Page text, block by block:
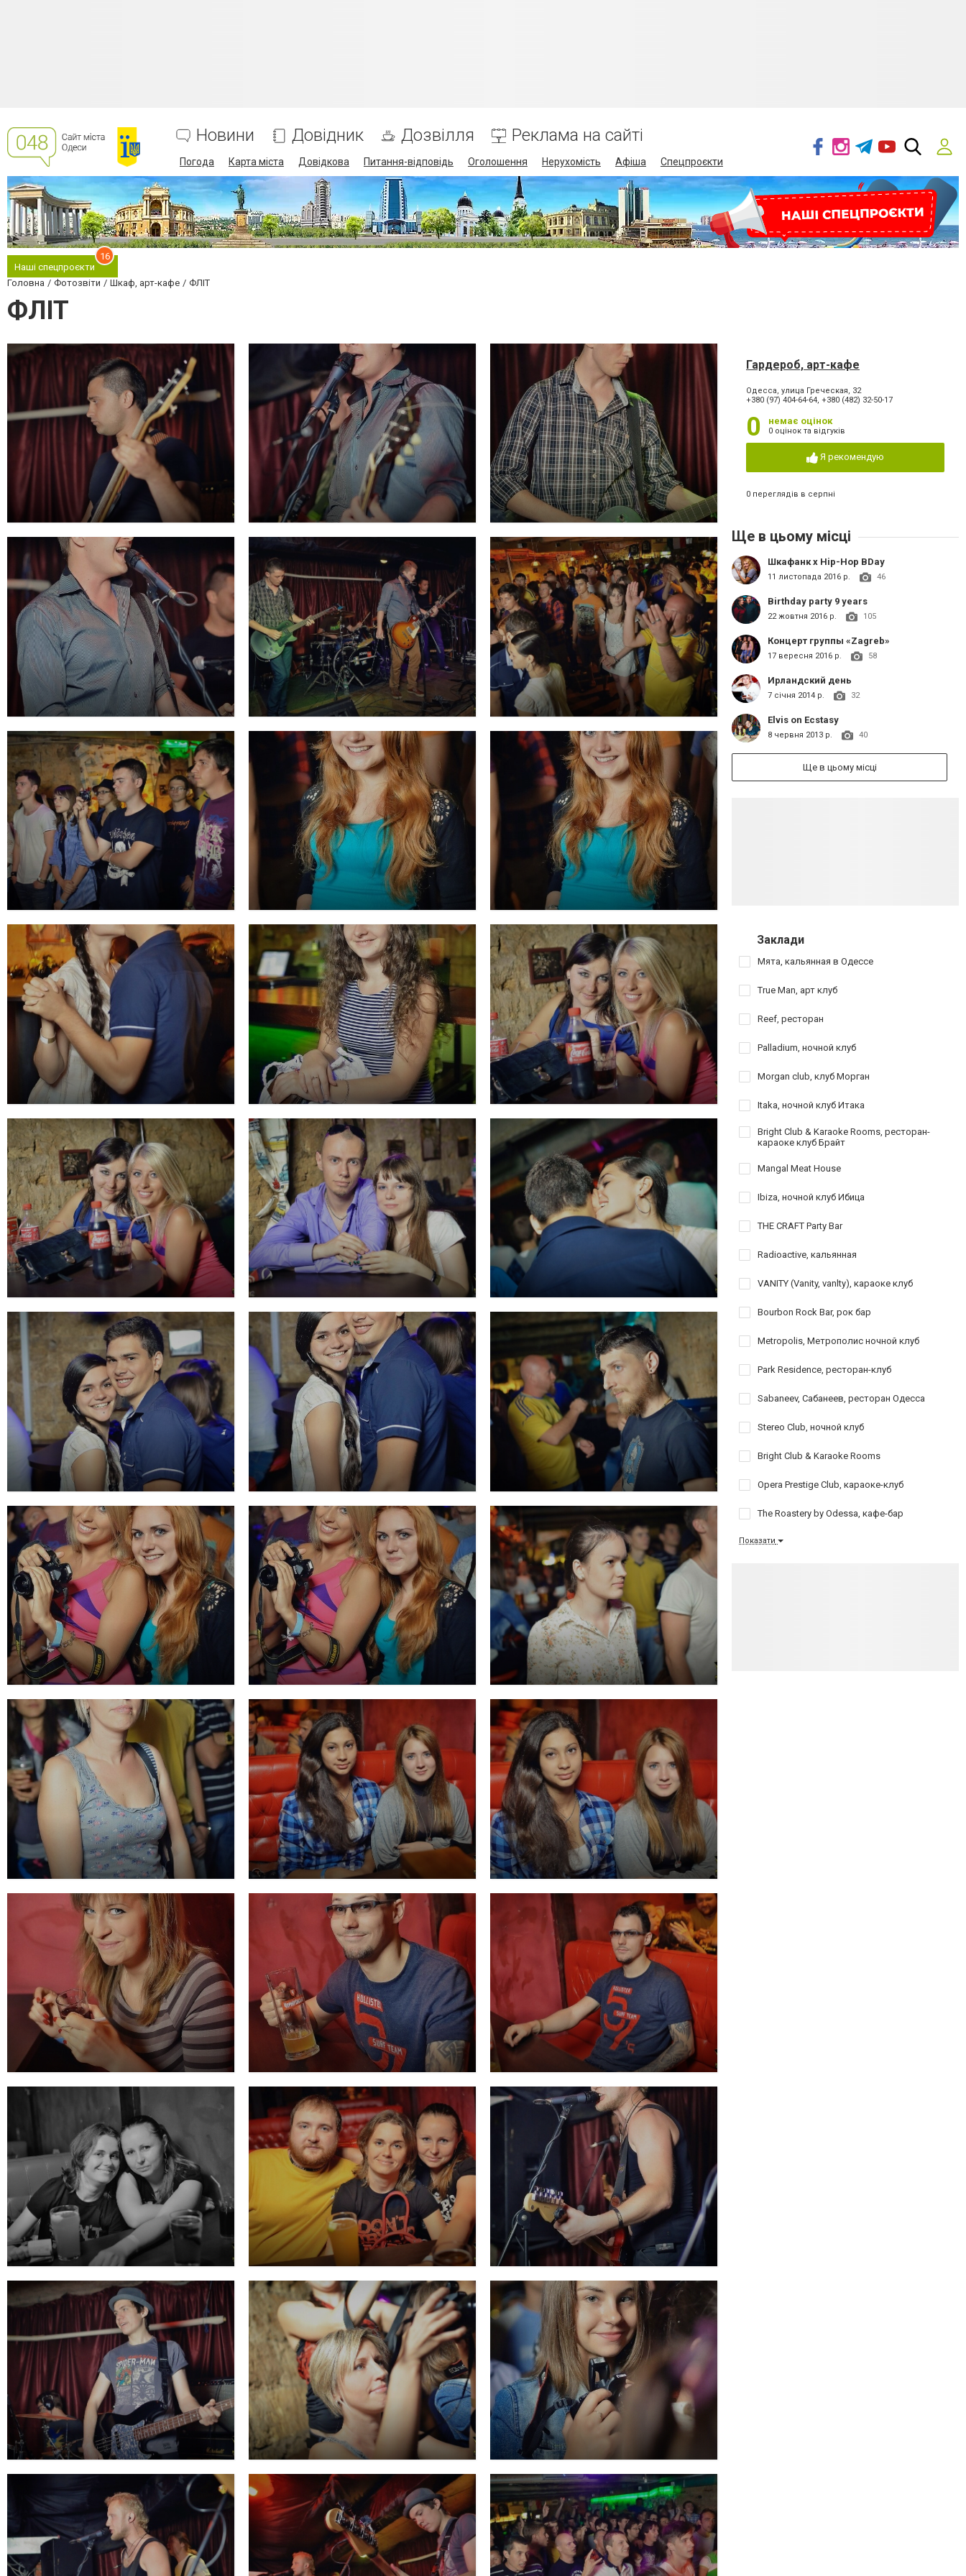
Новини Довідник Дозвілля Реклама на сайті
Погода Карта міста Довідкова Питання-відповідь Оголошення Нерухомість Афіша Спецпроєкти
Наші спецпроєкти
16
Головна Фотозвіти Шкаф, арт-кафе ФЛІТ
ФЛІТ
Гардероб, арт-кафе
Одесса, улица Греческая, 32
+380 (97) 404-64-64, +380 (482) 32-50-17
0 немає оцінок
0 оцінок та відгуків
Я рекомендую
0 переглядів в серпні
Ще в цьому місці
Шкафанк x Hip-Hop BDay
11 листопада 2016 р. 46
Birthday party 9 years
22 жовтня 2016 р. 105
Концерт группы «Zagreb»
17 вересня 2016 р. 58
Ирландский день
7 січня 2014 р. 32
Elvis on Ecstasy
8 червня 2013 р. 40
Ще в цьому місці
Заклади
Мята, кальянная в Одессе
True Man, арт клуб
Reef, ресторан
Palladium, ночной клуб
Morgan club, клуб Морган
Itaka, ночной клуб Итака
Bright Club & Karaoke Rooms, ресторан-
караоке клуб Брайт
Mangal Meat House
Ibiza, ночной клуб Ибица
THE CRAFT Party Bar
Radioactive, кальянная
VANITY (Vanity, vanlty), караоке клуб
Bourbon Rock Bar, рок бар
Metropolis, Метрополис ночной клуб
Park Residence, ресторан-клуб
Sabaneev, Сабанеев, ресторан Одесса
Stereo Club, ночной клуб
Bright Club & Karaoke Rooms
Opera Prestige Club, караоке-клуб
The Roastery by Odessa, кафе-бар
Показати